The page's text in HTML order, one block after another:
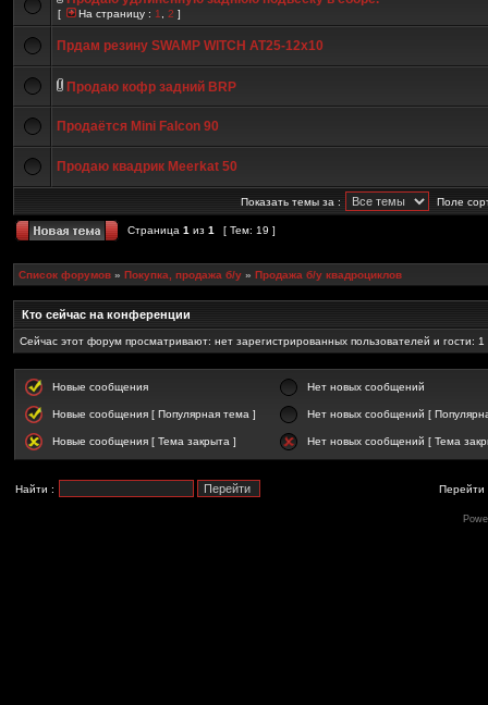
[ На страницу : 1 2 ]
Прдам резину SWAMP WITCH АТ25-12х10
Продаю кофр задний BRP
Продаётся Mini Falcon 90
Продаю квадрик Meerkat 50
Показать темы за : Поле
Страница 1 из 1 [ Тем: 19 ]
Список форумов » Покупка, продажа б/у » Продажа б/у квадроциклов
Кто сейчас на конференции
Сейчас этот форум просматривают: нет зарегистрированных пользователей и гости: 1
Новые сообщения Нет новых сообщений
Новые сообщения [ Популярная тема ] Нет новых сообщений [
Новые сообщения [ Тема закрыта ] Нет новых сообщений [ Тема
Найти : Перейти